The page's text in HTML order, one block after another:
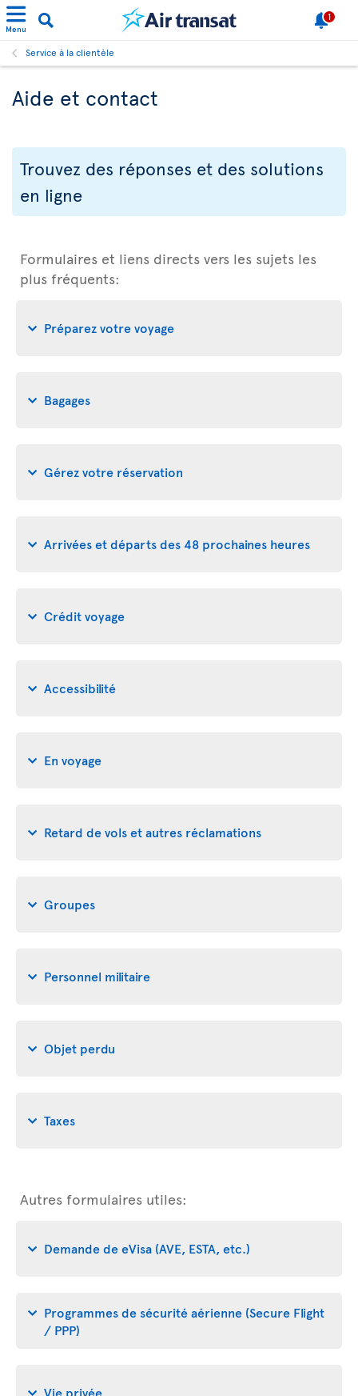
Menu
1
Service à la clientèle
Aide et contact
Trouvez des réponses et des solutions
en ligne
Formulaires et liens directs vers les sujets les
plus fréquents:
Préparez votre voyage
Bagages
Gérez votre réservation
Arrivées et départs des 48 prochaines heures
Crédit voyage
Accessibilité
En voyage
Retard de vols et autres réclamations
Groupes
Personnel militaire
Objet perdu
Taxes
Autres formulaires utiles:
Demande de eVisa (AVE, ESTA, etc.)
Programmes de sécurité aérienne (Secure Flight
/ PPP)
Vie privée